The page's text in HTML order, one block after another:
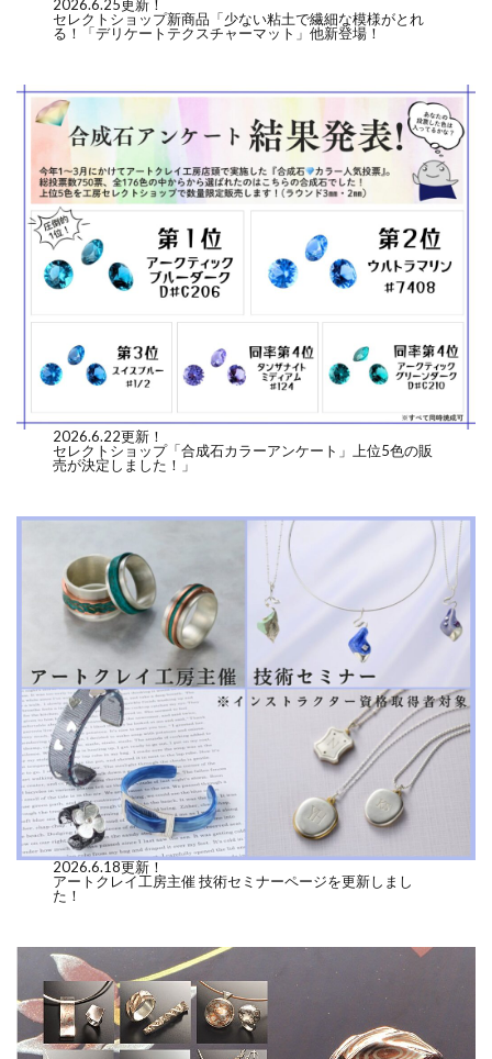
2026.6.25更新！
セレクトショップ新商品「少ない粘土で繊細な模様がとれ
る！「デリケートテクスチャーマット」他新登場！
2026.6.22更新！
セレクトショップ「合成石カラーアンケート」上位5色の販
売が決定しました！」
2026.6.18更新！
アートクレイ工房主催 技術セミナーページを更新しまし
た！